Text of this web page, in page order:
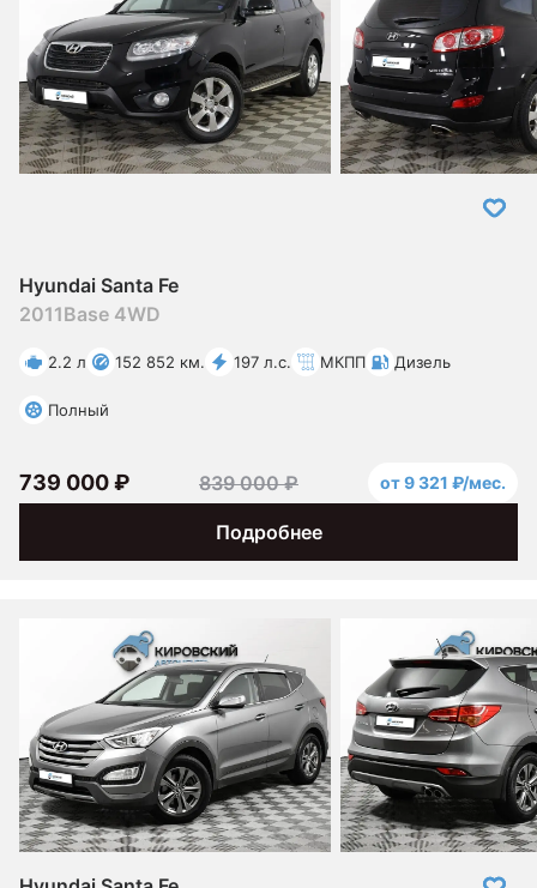
Hyundai Santa Fe
2011Base 4WD
2.2 л 152 852 км. 197 л.с. МКПП Дизель
Полный
Подробнее
739 000 ₽ 839 000 ₽ от 9 321 ₽/мес.